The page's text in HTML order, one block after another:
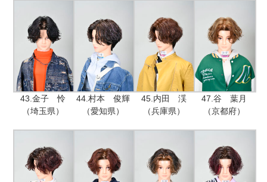
43.金子 怜
（埼玉県）
44.村本 俊輝
（愛知県）
45.内田 渓
（兵庫県）
47.谷 葉月
（京都府）